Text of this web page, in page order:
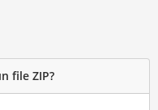
file ZIP?